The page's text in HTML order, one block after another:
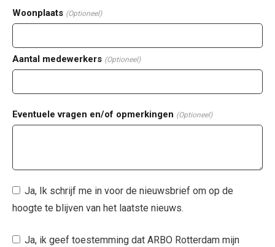
Woonplaats (Optioneel)
Aantal medewerkers (Optioneel)
Eventuele vragen en/of opmerkingen (Optioneel)
Ja, Ik schrijf me in voor de nieuwsbrief om op de
hoogte te blijven van het laatste nieuws.
Ja, ik geef toestemming dat ARBO Rotterdam mijn